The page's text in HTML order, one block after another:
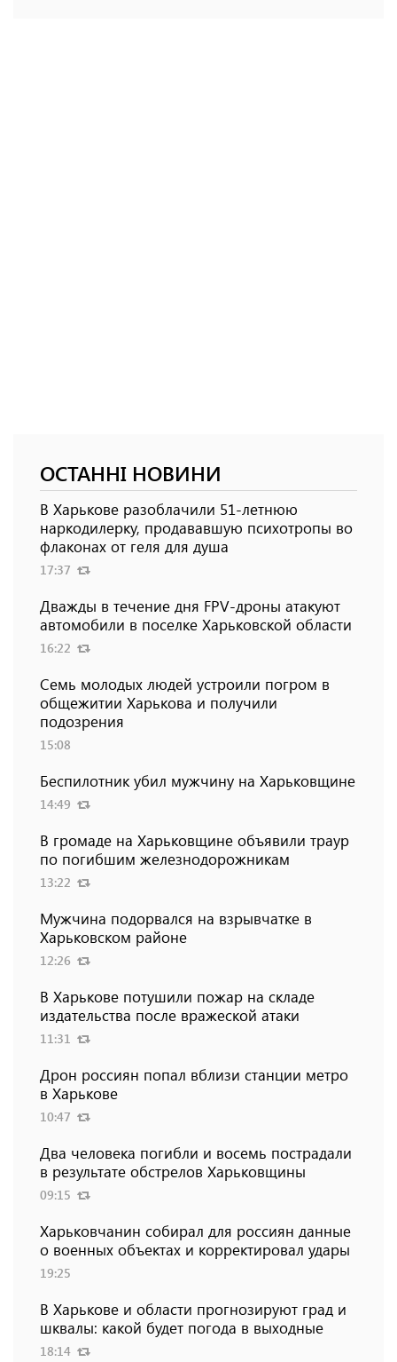
ОСТАННІ НОВИНИ
В Харькове разоблачили 51-летнюю
наркодилерку, продававшую психотропы во
флаконах от геля для душа
17:37
Дважды в течение дня FPV-дроны атакуют
автомобили в поселке Харьковской области
16:22
Семь молодых людей устроили погром в
общежитии Харькова и получили
подозрения
15:08
Беспилотник убил мужчину на Харьковщине
14:49
В громаде на Харьковщине объявили траур
по погибшим железнодорожникам
13:22
Мужчина подорвался на взрывчатке в
Харьковском районе
12:26
В Харькове потушили пожар на складе
издательства после вражеской атаки
11:31
Дрон россиян попал вблизи станции метро
в Харькове
10:47
Два человека погибли и восемь пострадали
в результате обстрелов Харьковщины
09:15
Харьковчанин собирал для россиян данные
о военных объектах и ​​корректировал удары
19:25
В Харькове и области прогнозируют град и
шквалы: какой будет погода в выходные
18:14